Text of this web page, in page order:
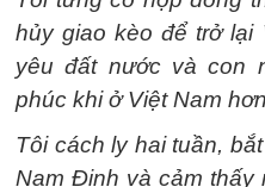
hủy giao kèo để trở lại
yêu đất nước và con
phúc khi ở Việt Nam
Tôi cách ly hai tuần,
Nam Định và cảm thấy